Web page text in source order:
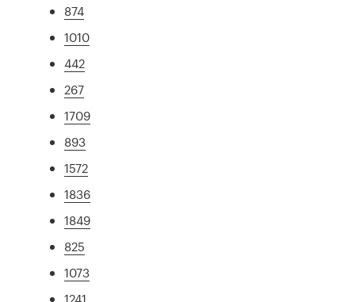
874
1010
442
267
1709
893
1572
1836
1849
825
1073
1241